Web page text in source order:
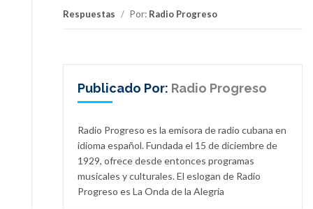
Respuestas / Por: Radio Progreso
Publicado Por: Radio Progreso
Radio Progreso es la emisora de radio cubana en
idioma español. Fundada el 15 de diciembre de
1929, ofrece desde entonces programas
musicales y culturales. El eslogan de Radio
Progreso es La Onda de la Alegría